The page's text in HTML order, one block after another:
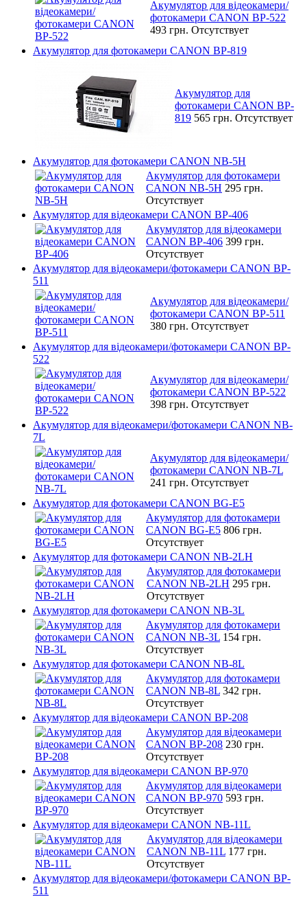
Акумулятор для відеокамери/
фотокамери CANON BP-522
493 грн. Отсутствует
Акумулятор для фотокамери CANON BP-819
Акумулятор для
фотокамери CANON BP-
819 565 грн. Отсутствует
Акумулятор для фотокамери CANON NB-5H
Акумулятор для фотокамери
CANON NB-5H 295 грн.
Отсутствует
Акумулятор для відеокамери CANON BP-406
Акумулятор для відеокамери
CANON BP-406 399 грн.
Отсутствует
Акумулятор для відеокамери/фотокамери CANON BP-
511
Акумулятор для відеокамери/
фотокамери CANON BP-511
380 грн. Отсутствует
Акумулятор для відеокамери/фотокамери CANON BP-
522
Акумулятор для відеокамери/
фотокамери CANON BP-522
398 грн. Отсутствует
Акумулятор для відеокамери/фотокамери CANON NB-
7L
Акумулятор для відеокамери/
фотокамери CANON NB-7L
241 грн. Отсутствует
Акумулятор для фотокамери CANON BG-E5
Акумулятор для фотокамери
CANON BG-E5 806 грн.
Отсутствует
Акумулятор для фотокамери CANON NB-2LH
Акумулятор для фотокамери
CANON NB-2LH 295 грн.
Отсутствует
Акумулятор для фотокамери CANON NB-3L
Акумулятор для фотокамери
CANON NB-3L 154 грн.
Отсутствует
Акумулятор для фотокамери CANON NB-8L
Акумулятор для фотокамери
CANON NB-8L 342 грн.
Отсутствует
Акумулятор для відеокамери CANON BP-208
Акумулятор для відеокамери
CANON BP-208 230 грн.
Отсутствует
Акумулятор для відеокамери CANON BP-970
Акумулятор для відеокамери
CANON BP-970 593 грн.
Отсутствует
Акумулятор для відеокамери CANON NB-11L
Акумулятор для відеокамери
CANON NB-11L 177 грн.
Отсутствует
Акумулятор для відеокамери/фотокамери CANON BP-
511